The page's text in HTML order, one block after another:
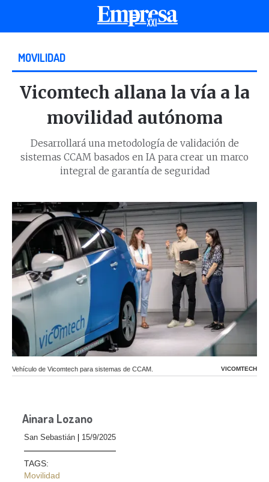
MOVILIDAD
Vicomtech allana la vía a la
movilidad autónoma
Desarrollará una metodología de validación de
sistemas CCAM basados en IA para crear un marco
integral de garantía de seguridad
Vehículo de Vicomtech para sistemas de CCAM. VICOMTECH
Ainara Lozano
San Sebastián 15/9/2025
TAGS:
Movilidad